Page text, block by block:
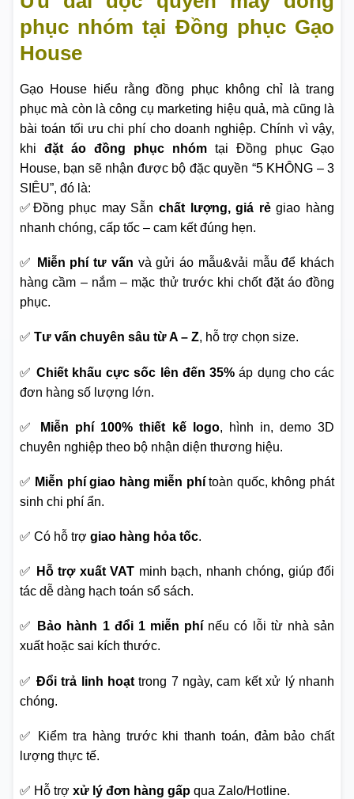
phục nhóm tại Đồng phục Gạo
House
Gạo House hiểu rằng đồng phục không chỉ là trang
phục mà còn là công cụ marketing hiệu quả, mà cũng là
bài toán tối ưu chi phí cho doanh nghiệp. Chính vì vậy,
khi đặt áo đồng phục nhóm tại Đồng phục Gạo
House, bạn sẽ nhận được bộ đặc quyền “5 KHÔNG – 3
SIÊU”, đó là:
✅Đồng phục may Sẵn chất lượng, giá rẻgiao hàng
nhanh chóng, cấp tốc – cam kết đúng hẹn.
✅ Miễn phí tư vấn và gửi áo mẫu&vải mẫu để khách
hàng cầm – nắm – mặc thử trước khi chốt đặt áo đồng
phục.
✅ Tư vấn chuyên sâu từ A – Z, hỗ trợ chọn size.
✅ Chiết khấu cực sốc lên đến 35% áp dụng cho các
đơn hàng số lượng lớn.
✅ Miễn phí 100% thiết kế logo, hình in, demo 3D
chuyên nghiệp theo bộ nhận diện thương hiệu.
✅ Miễn phí giao hàng miễn phítoàn quốc, không phát
sinh chi phí ẩn.
✅ Có hỗ trợ giao hàng hỏa tốc.
✅ Hỗ trợ xuất VAT minh bạch, nhanh chóng, giúp đối
tác dễ dàng hạch toán sổ sách.
✅ Bảo hành 1 đổi 1 miễn phí nếu có lỗi từ nhà sản
xuất hoặc sai kích thước.
✅ Đổi trả linh hoạttrong 7 ngày, cam kết xử lý nhanh
chóng.
✅ Kiểm tra hàng trước khi thanh toán, đảm bảo chất
lượng thực tế.
✅ Hỗ trợ xử lý đơn hàng gấp qua Zalo/Hotline.